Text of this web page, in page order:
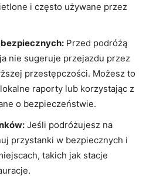
i często używane przez
Przed podróżą
nie sugeruje przejazdu przez
przestępczości. Możesz to
raporty lub korzystając z
o bezpieczeństwie.
Jeśli podróżujesz na
przystanki w bezpiecznych i
takich jak stacje